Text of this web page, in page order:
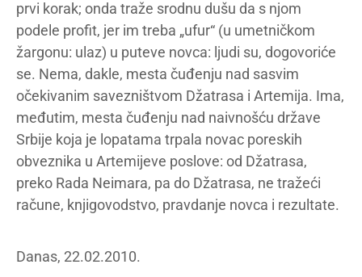
prvi korak; onda traže srodnu dušu da s njom
podele profit, jer im treba „ufur“ (u umetničkom
žargonu: ulaz) u puteve novca: ljudi su, dogovoriće
se. Nema, dakle, mesta čuđenju nad sasvim
očekivanim savezništvom Džatrasa i Artemija. Ima,
međutim, mesta čuđenju nad naivnošću države
Srbije koja je lopatama trpala novac poreskih
obveznika u Artemijeve poslove: od Džatrasa,
preko Rada Neimara, pa do Džatrasa, ne tražeći
račune, knjigovodstvo, pravdanje novca i rezultate.
Danas, 22.02.2010.